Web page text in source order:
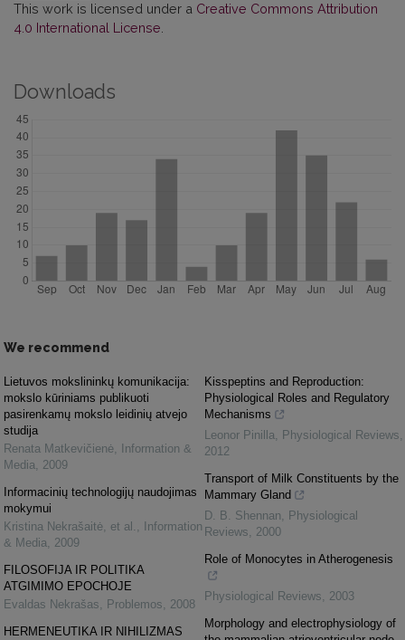
This work is licensed under a Creative Commons Attribution
4.0 International License.
Downloads
We recommend
Lietuvos mokslininkų komunikacija:
mokslo kūriniams publikuoti
pasirenkamų mokslo leidinių atvejo
studija
Renata Matkevičienė,
Information &
Media, 2009
Informacinių technologijų naudojimas
mokymui
Kristina Nekrašaitė, et al. ,
Information
& Media, 2009
FILOSOFIJA IR POLITIKA
ATGIMIMO EPOCHOJE
Evaldas Nekrašas, Problemos, 2008
HERMENEUTIKA IR NIHILIZMAS
Kisspeptins and Reproduction:
Physiological Roles and Regulatory
Mechanisms
Leonor Pinilla, Physiological Reviews,
2012
Transport of Milk Constituents by the
Mammary Gland
D. B. Shennan, Physiological
Reviews, 2000
Role of Monocytes in Atherogenesis
Physiological Reviews, 2003
Morphology and electrophysiology of